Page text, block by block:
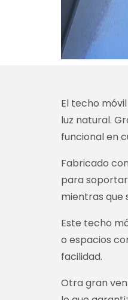
El techo
luz natural.
funcional en
Fabricado
para
mientras que
Este techo
o espacios
facilidad.
Otra gran